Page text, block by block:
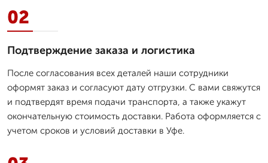
02
Подтверждение заказа и логистика
После согласования всех деталей наши сотрудники
оформят заказ и согласуют дату отгрузки. С вами свяжутся
и подтвердят время подачи транспорта, а также укажут
окончательную стоимость доставки. Работа оформляется с
учетом сроков и условий доставки в Уфе.